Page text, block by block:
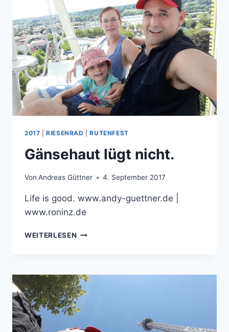
2017 |RIESENRAD |RUTENFEST
Gänsehaut lügt nicht.
Von Andreas Güttner 4. September 2017
Life is good. www.andy-guettner.de |
www.roninz.de
WEITERLESEN GÄNSEHAUT